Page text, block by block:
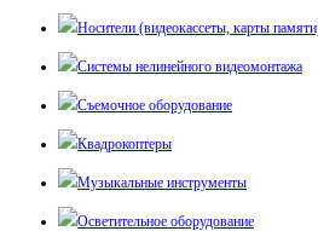
Носители (видеокассеты, карты
Системы нелинейного видеомонтажа
Съемочное оборудование
Квадрокоптеры
Музыкальные инструменты
Осветительное оборудование